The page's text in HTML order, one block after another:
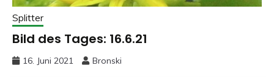
Splitter
Bild des Tages: 16.6.21
16. Juni 2021 Bronski